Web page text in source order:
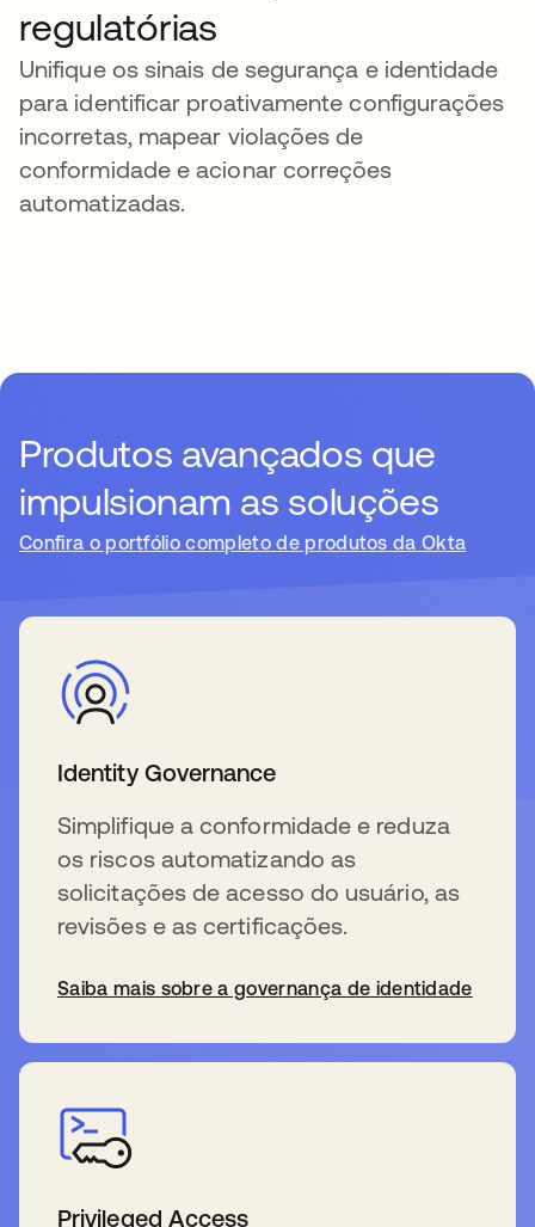
regulatórias
Unifique os sinais de segurança e identidade
para identificar proativamente configurações
incorretas, mapear violações de
conformidade e acionar correções
automatizadas.
Produtos avançados que
impulsionam as soluções
Confira o portfólio completo de produtos da Okta
Identity Governance
Simplifique a conformidade e reduza
os riscos automatizando as
solicitações de acesso do usuário, as
revisões e as certificações.
Saiba mais sobre a governança de identidade
Privileged Access